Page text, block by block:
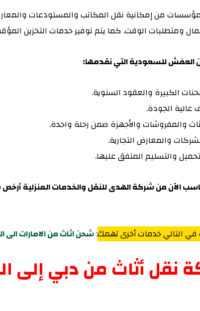
من إمكانية نقل المكاتب والمستودعات
ومتطلبات الوقت. كما يتم توفير خدمات التخزين
للسعودية التي نقدمها:
الكبيرة والعقود السنوية.
عالية الجودة.
والمفروشات والأجهزة ضمن رحلة واحدة.
والمعارض التجارية.
والتسليم المتفق عليها.
الآن من شركة الهدى للنقل والخدمات المنزلية
في التالي خدمات أخرى تهمك:شحن اثاث من الامارات الى